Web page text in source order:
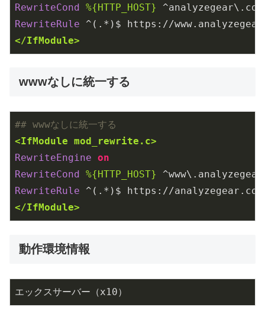
RewriteCond %{HTTP_HOST}
RewriteRule ^(.*)$ https://
</IfModule>
wwwなしに統一する
## wwwなしに統一する
<IfModule mod_rewrite.c>
RewriteEngine on
RewriteCond
%{HTTP_HOST}
RewriteRule ^(.*)$ https://
</IfModule>
動作環境情報
エックスサーバー（x10）